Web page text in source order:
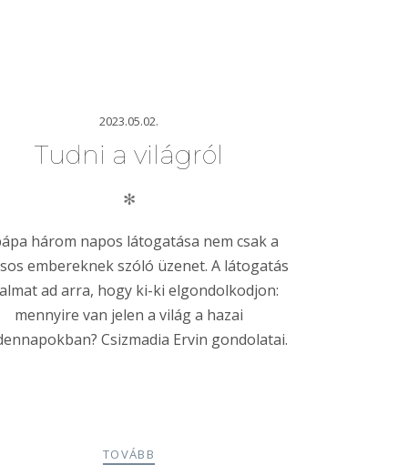
2023.05.02.
Tudni a világról
✻
három napos látogatása nem csak a
embereknek szóló üzenet. A látogatás
ad arra, hogy ki-ki elgondolkodjon:
mennyire van jelen a világ a hazai
Csizmadia Ervin gondolatai.
TOVÁBB